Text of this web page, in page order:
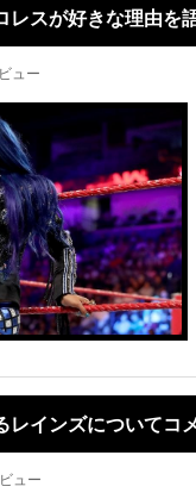
レスが好きな理由を
ュー
レインズについてコ
ュー